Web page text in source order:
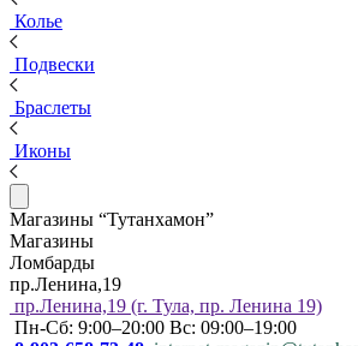
Колье
Подвески
Браслеты
Иконы
Магазины “Тутанхамон”
Магазины
Ломбарды
пр.Ленина,19
пр.Ленина,19 (г. Тула, пр. Ленина 19)
Пн-Сб: 9:00–20:00 Вс: 09:00–19:00